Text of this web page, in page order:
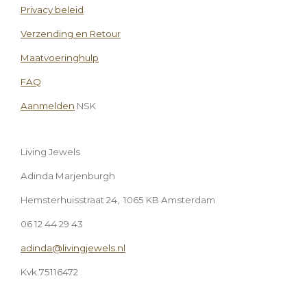
Privacy beleid
Verzending en Retour
Maatvoeringhulp
FAQ
Aanmelden NSK
Living Jewels
Adinda Marjenburgh
Hemsterhuisstraat 24, 1065 KB Amsterdam
06 12 44 29 43
adinda@livingjewels.nl
Kvk.75116472